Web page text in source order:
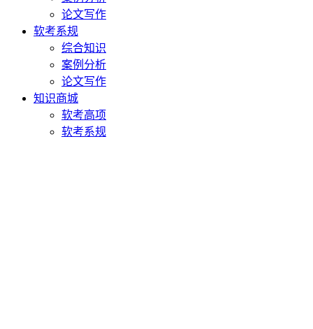
论文写作
软考系规
综合知识
案例分析
论文写作
知识商城
软考高项
软考系规